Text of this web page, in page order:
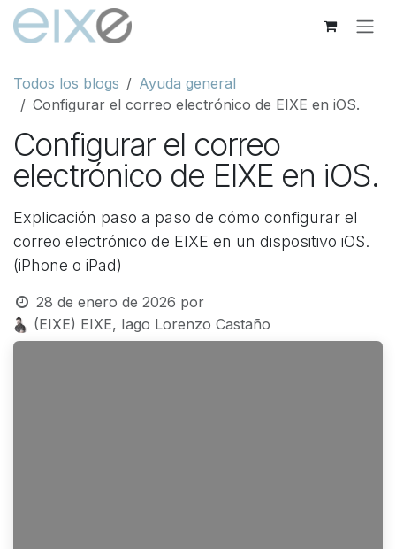
Ir al contenido
Todos los blogs
Ayuda general
Configurar el correo electrónico de EIXE en iOS.
Configurar el correo
electrónico de EIXE en iOS.
Explicación paso a paso de cómo configurar el
correo electrónico de EIXE en un dispositivo iOS.
(iPhone o iPad)
28 de enero de 2026 por
(EIXE) EIXE, Iago Lorenzo Castaño